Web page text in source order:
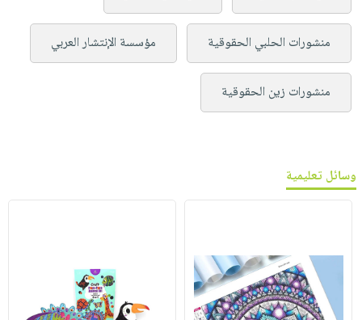
منشورات الحلبي الحقوقية مؤسسة الإنتشار العربي
منشورات زين الحقوقية
وسائل تعليمية